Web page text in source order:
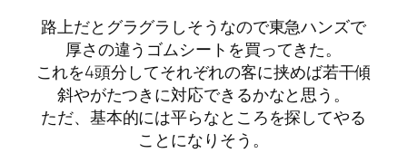
路上だとグラグラしそうなので東急ハンズで
厚さの違うゴムシートを買ってきた。
これを4頭分してそれぞれの客に挟めば若干傾
斜やがたつきに対応できるかなと思う。
ただ、基本的には平らなところを探してやる
ことになりそう。